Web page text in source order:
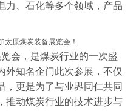
力、石化等多个领域，产品
会，是煤炭行业的一次盛
外知名企门此次参展，不仅
，更是为了与业界同仁共同
推动煤炭行业的技术进步与